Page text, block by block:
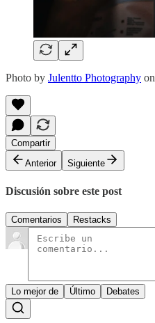
Photo by Julentto Photography on
Compartir
Anterior
Siguiente
Discusión sobre este post
Comentarios Restacks
Lo mejor de Último Debates